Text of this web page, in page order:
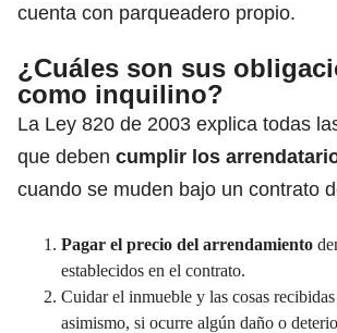
cuenta con parqueadero propio.
¿Cuáles son sus
como inquilino?
La Ley 820 de 2003 explica todas
que deben cumplir los
cuando se muden bajo un contrato
Pagar el precio del arrendamiento
establecidos en el contrato.
Cuidar el inmueble y las cosas
asimismo, si ocurre algún daño o